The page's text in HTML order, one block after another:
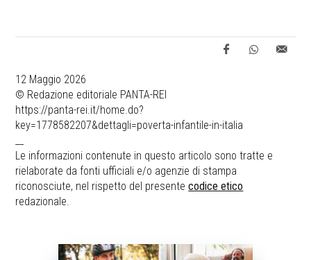
12 Maggio 2026
© Redazione editoriale PANTA-REI
https://panta-rei.it/home.do?
key=1778582207&dettagli=poverta-infantile-in-italia
Le informazioni contenute in questo articolo sono tratte e
rielaborate da fonti ufficiali e/o agenzie di stampa
riconosciute, nel rispetto del presentecodice etico
redazionale.